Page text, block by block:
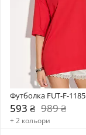
Футболка FUT-F-1185
593 ₴ 989 ₴
+ 2 кольори